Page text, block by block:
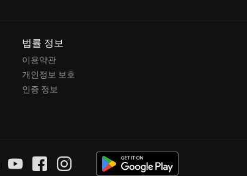
법률 정보
이용약관
개인정보 보호
인증 정보